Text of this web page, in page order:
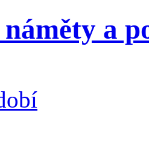
a